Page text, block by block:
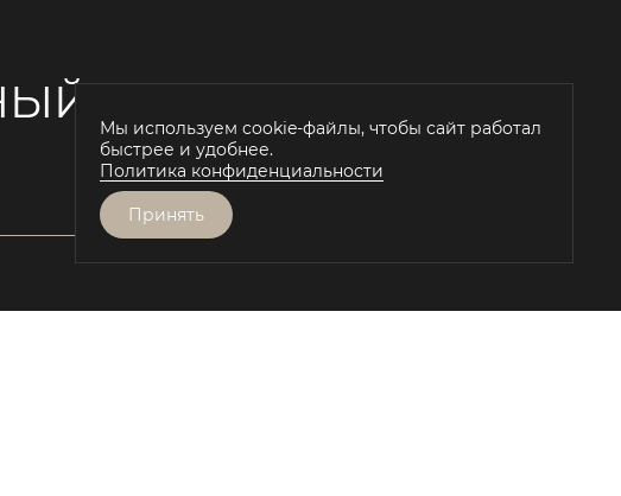
Мы используем cookie-файлы, чтобы сайт работал
быстрее и удобнее.
Политика конфиденциальности
Принять